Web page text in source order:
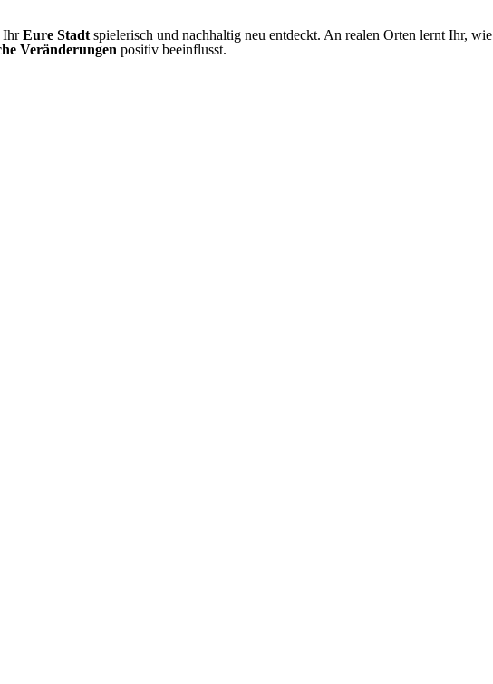
IhrEure Stadtspielerisch und nachhaltig neu entdeckt. An realen Orten lernt Ihr, wie
Veränderungen positiv beeinflusst.